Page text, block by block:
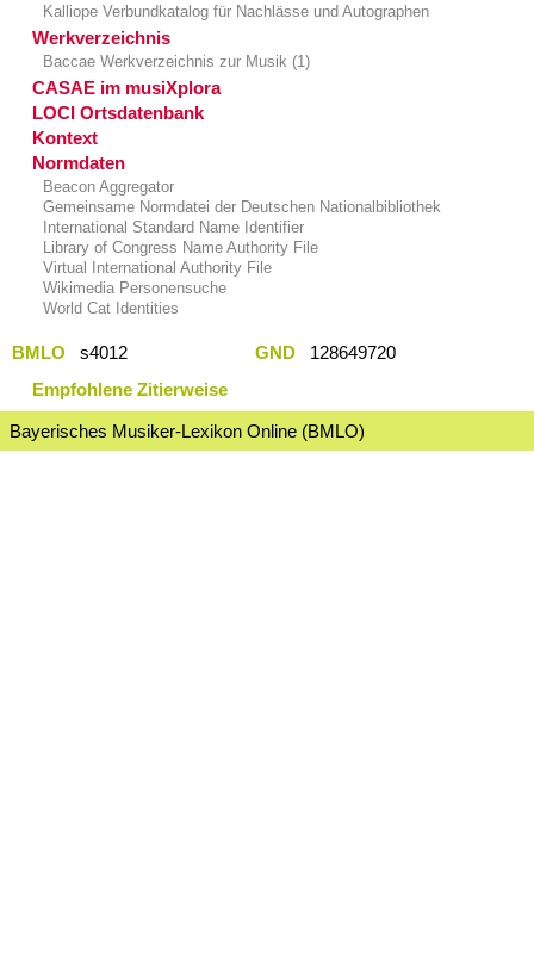
Kalliope Verbundkatalog für Nachlässe und Autographen
Werkverzeichnis
Baccae Werkverzeichnis zur Musik (1)
CASAE im musiXplora
LOCI Ortsdatenbank
Kontext
Normdaten
Beacon Aggregator
Gemeinsame Normdatei der Deutschen Nationalbibliothek
International Standard Name Identifier
Library of Congress Name Authority File
Virtual International Authority File
Wikimedia Personensuche
World Cat Identities
BMLO s4012 GND
128649720
Empfohlene Zitierweise
Bayerisches Musiker-Lexikon Online (BMLO)